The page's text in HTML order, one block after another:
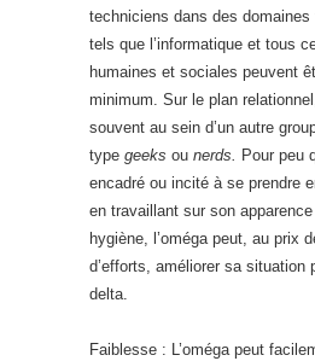
techniciens dans des
tels que l’informatique et tous
humaines et sociales peuvent
minimum. Sur le plan
souvent au sein d’un autre
type geeks ou nerds. Pour peu
encadré ou incité à se prendre
en travaillant sur son
hygiène, l’oméga peut, au prix
d’efforts, améliorer sa situation
delta.
Faiblesse : L’oméga peut